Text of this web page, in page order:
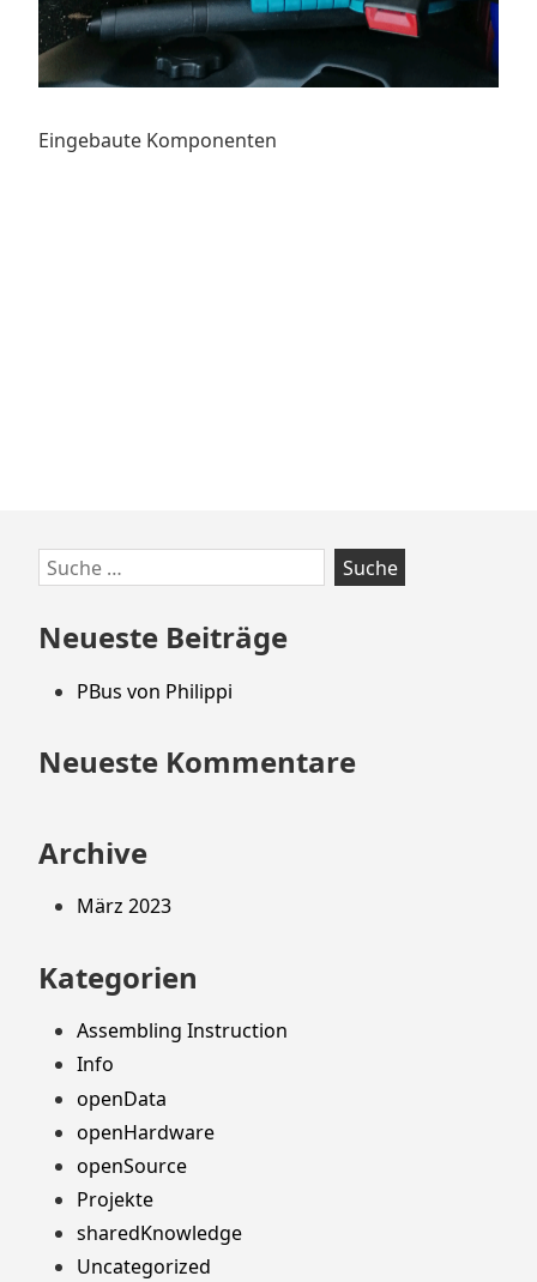
Eingebaute Komponenten
Zum
Footer
springen
Suche
nach:
Neueste Beiträge
PBus von Philippi
Neueste Kommentare
Archive
März 2023
Kategorien
Assembling Instruction
Info
openData
openHardware
openSource
Projekte
sharedKnowledge
Uncategorized